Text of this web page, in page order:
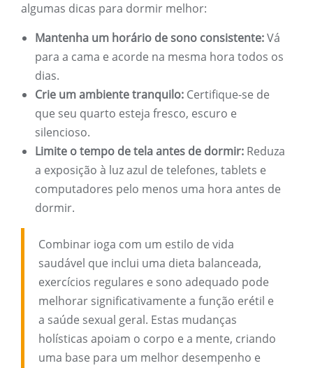
algumas dicas para dormir melhor:
Mantenha um horário de sono consistente:Vá
para a cama e acorde na mesma hora todos os
dias.
Crie um ambiente tranquilo: Certifique-se de
que seu quarto esteja fresco, escuro e
silencioso.
Limite o tempo de tela antes de dormir: Reduza
a exposição à luz azul de telefones, tablets e
computadores pelo menos uma hora antes de
dormir.
Combinar ioga com um estilo de vida
saudável que inclui uma dieta balanceada,
exercícios regulares e sono adequado pode
melhorar significativamente a função erétil e
a saúde sexual geral. Estas mudanças
holísticas apoiam o corpo e a mente, criando
uma base para um melhor desempenho e